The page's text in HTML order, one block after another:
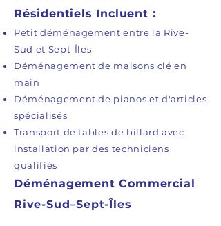
Résidentiels Incluent :
Petit déménagement entre la Rive-
Sud et Sept-Îles
Déménagement de maisons clé en
main
Déménagement de pianos et d'articles
spécialisés
Transport de tables de billard avec
installation par des techniciens
qualifiés
Déménagement Commercial
Rive-Sud–Sept-Îles